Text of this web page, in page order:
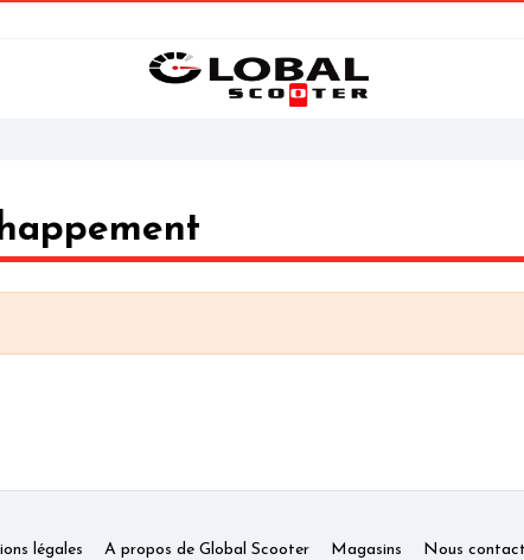
légales A propos de Global Scooter Magasins Nous